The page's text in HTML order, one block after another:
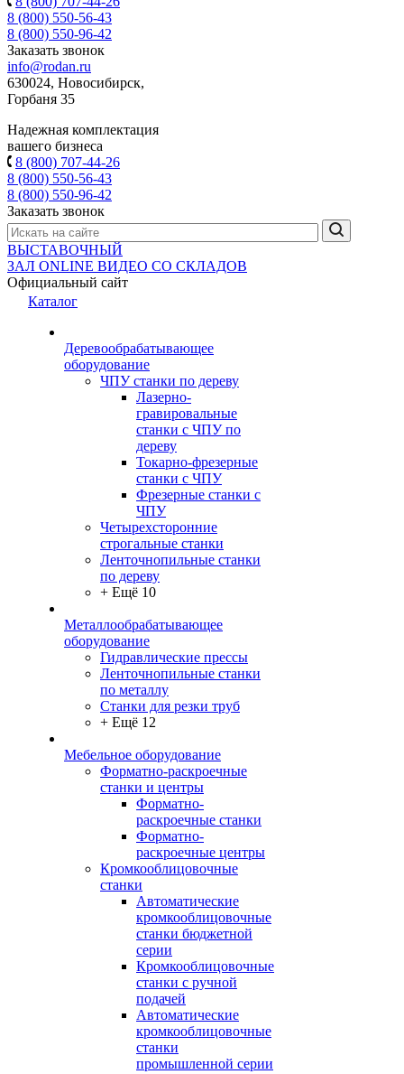
8 (800) 550-56-43
8 (800) 550-96-42
Заказать звонок
info@rodan.ru
630024, Новосибирск,
Горбаня 35
Надежная комплектация
вашего бизнеса
8 (800) 707-44-26
8 (800) 550-56-43
8 (800) 550-96-42
Заказать звонок
ВЫСТАВОЧНЫЙ
ЗАЛ ONLINE ВИДЕО СО СКЛАДОВ
Официальный сайт
Каталог
Деревообрабатывающее
оборудование
ЧПУ станки по дереву
Лазерно-
гравировальные
станки с ЧПУ по
дереву
Токарно-фрезерные
станки с ЧПУ
Фрезерные станки с
ЧПУ
Четырехсторонние
строгальные станки
Ленточнопильные станки
по дереву
+ Ещё 10
Металлообрабатывающее
оборудование
Гидравлические прессы
Ленточнопильные станки
по металлу
Станки для резки труб
+ Ещё 12
Мебельное оборудование
Форматно-раскроечные
станки и центры
Форматно-
раскроечные станки
Форматно-
раскроечные центры
Кромкооблицовочные
станки
Автоматические
кромкооблицовочные
станки бюджетной
серии
Кромкооблицовочные
станки с ручной
подачей
Автоматические
кромкооблицовочные
станки
промышленной серии